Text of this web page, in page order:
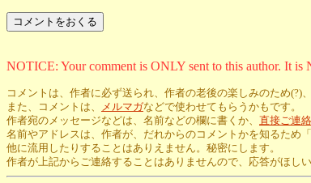
NOTICE: Your comment is ONLY sent to this author. It is
コメントは、作者に必ず送られ、作者の老後の楽しみのため(?)
また、コメントは、
メルマガなどで使わせてもらうかもです。
作者宛のメッセージなどは、名前などの欄に書くか、 直接ご連絡
名前やアドレスは、作者が、だれからのコメントかを知るため
他に流用したりすることはありえません。秘密にします。
作者が上記からご連絡することはありませんので、応答がほし